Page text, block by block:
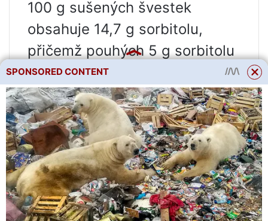
100 g sušených švestek
obsahuje 14,7 g sorbitolu,
přičemž pouhých 5 g sorbitolu
může způsobit nadýmání.
Konzumace 20 g a více
sorbitolu může vést k těžkým
křečím [16].
Akrylamid je chemická látka,
která se při zahřívání může
tvořit v potravinách. K tomu
SPONSORED CONTENT